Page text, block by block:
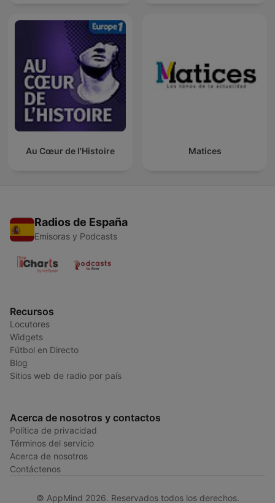
Au Cœur de l'Histoire Matices
Radios de España
Emisoras y Podcasts
Recursos
Locutores
Widgets
Fútbol en Directo
Blog
Sitios web de radio por país
Acerca de nosotros y contactos
Política de privacidad
Términos del servicio
Acerca de nosotros
Contáctenos
© AppMind 2026. Reservados todos los derechos.